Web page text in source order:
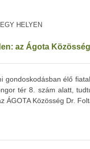
HELYEN
az Ágota
gondoskodásban élő
tér 8. szám alatt,
ÁGOTA Közösség Dr.